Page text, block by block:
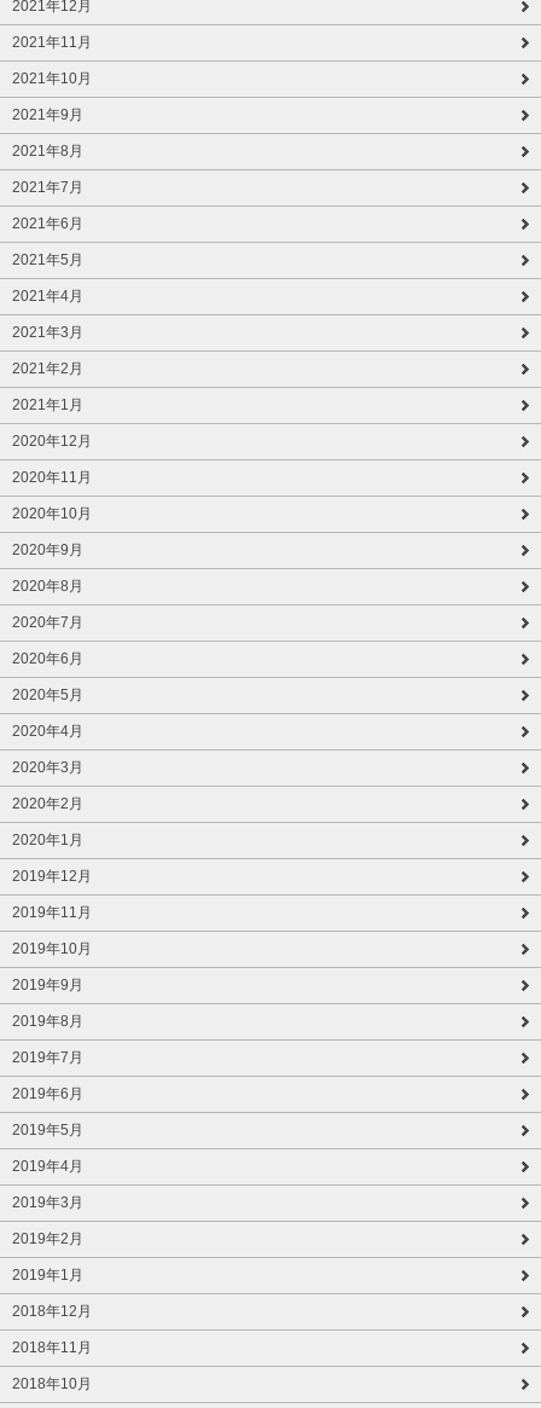
2021年12月
2021年11月
2021年10月
2021年9月
2021年8月
2021年7月
2021年6月
2021年5月
2021年4月
2021年3月
2021年2月
2021年1月
2020年12月
2020年11月
2020年10月
2020年9月
2020年8月
2020年7月
2020年6月
2020年5月
2020年4月
2020年3月
2020年2月
2020年1月
2019年12月
2019年11月
2019年10月
2019年9月
2019年8月
2019年7月
2019年6月
2019年5月
2019年4月
2019年3月
2019年2月
2019年1月
2018年12月
2018年11月
2018年10月